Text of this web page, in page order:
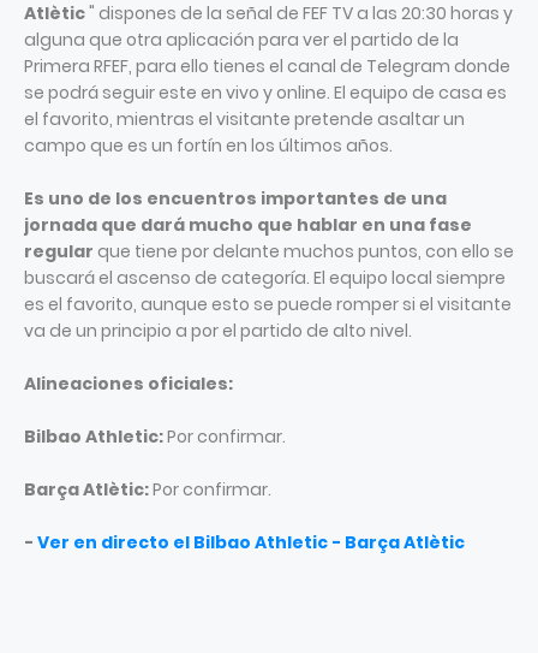
Atlètic" dispones de la señal de FEF TV a las 20:30 horas y
alguna que otra aplicación para ver el partido de la
Primera RFEF, para ello tienes el canal de Telegram donde
se podrá seguir este en vivo y online. El equipo de casa es
el favorito, mientras el visitante pretende asaltar un
campo que es un fortín en los últimos años.
Es uno de los encuentros importantes de una
jornada que dará mucho que hablar en una fase
regular que tiene por delante muchos puntos, con ello se
buscará el ascenso de categoría. El equipo local siempre
es el favorito, aunque esto se puede romper si el visitante
va de un principio a por el partido de alto nivel.
Alineaciones oficiales:
Bilbao Athletic:Por confirmar.
Barça Atlètic:Por confirmar.
- Ver en directo el Bilbao Athletic - Barça Atlètic